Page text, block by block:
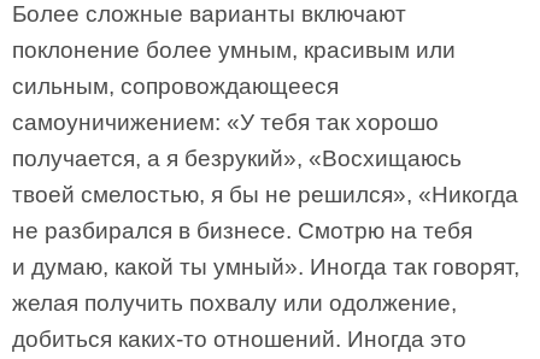
Более сложные варианты включают
поклонение более умным, красивым или
сильным, сопровождающееся
самоуничижением: «У тебя так хорошо
получается, а я безрукий», «Восхищаюсь
твоей смелостью, я бы не решился», «Никогда
не разбирался в бизнесе. Смотрю на тебя
и думаю, какой ты умный». Иногда так говорят,
желая получить похвалу или одолжение,
добиться каких-то отношений. Иногда это